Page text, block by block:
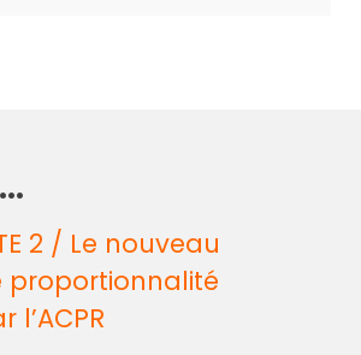
2 / Le nouveau
proportionnalité
l’ACPR